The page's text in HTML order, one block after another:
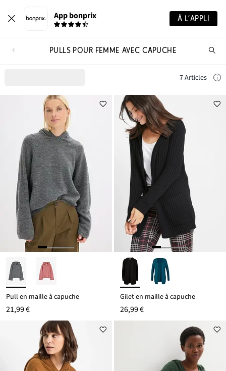
App bonprix À L’APPLI
PULLS POUR FEMME AVEC CAPUCHE
7 Articles
Pull en maille à capuche
21,99 €
Gilet en maille à capuche
26,99 €